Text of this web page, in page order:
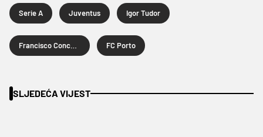
Serie A Juventus Igor Tudor
FC Porto
SLJEDEĆA VIJEST